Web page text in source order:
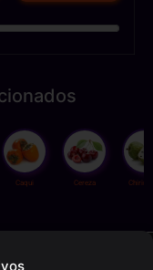
Caqui Cereza